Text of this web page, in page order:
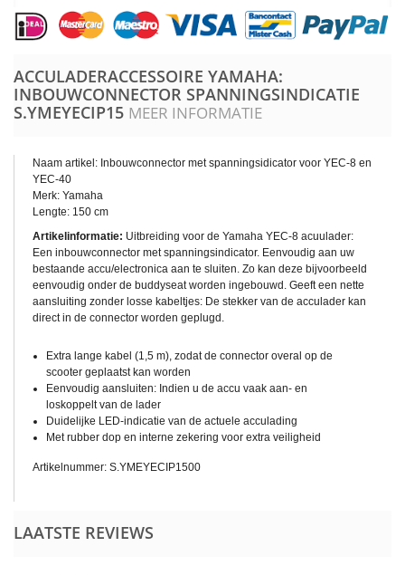
ACCULADERACCESSOIRE YAMAHA:
INBOUWCONNECTOR SPANNINGSINDICATIE
S.YMEYECIP15 MEER INFORMATIE
Naam artikel: Inbouwconnector met spanningsidicator voor YEC-8 en
YEC-40
Merk: Yamaha
Lengte: 150 cm
Artikelinformatie: Uitbreiding voor de Yamaha YEC-8 acuulader:
Een inbouwconnector met spanningsindicator. Eenvoudig aan uw
bestaande accu/electronica aan te sluiten. Zo kan deze bijvoorbeeld
eenvoudig onder de buddyseat worden ingebouwd. Geeft een nette
aansluiting zonder losse kabeltjes: De stekker van de acculader kan
direct in de connector worden geplugd.
Extra lange kabel (1,5 m), zodat de connector overal op de
scooter geplaatst kan worden
Eenvoudig aansluiten: Indien u de accu vaak aan- en
loskoppelt van de lader
Duidelijke LED-indicatie van de actuele acculading
Met rubber dop en interne zekering voor extra veiligheid
Artikelnummer: S.YMEYECIP1500
LAATSTE REVIEWS